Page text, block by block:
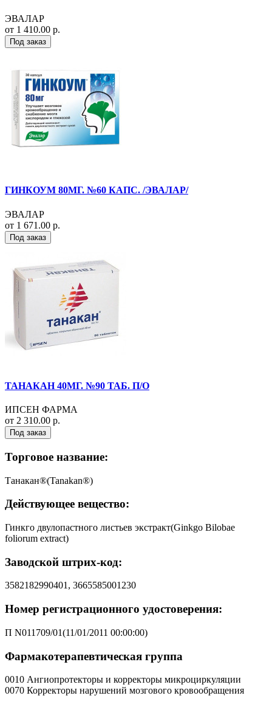
ЭВАЛАР
от 1 410.00 р.
Под заказ
ГИНКОУМ 80МГ. №60 КАПС. /ЭВАЛАР/
ЭВАЛАР
от 1 671.00 р.
Под заказ
ТАНАКАН 40МГ. №90 ТАБ. П/О
ИПСЕН ФАРМА
от 2 310.00 р.
Под заказ
Торговое название:
Танакан®(Tanakan®)
Действующее вещество:
Гинкго двулопастного листьев экстракт(Ginkgo Bilobae
foliorum extract)
Заводской штрих-код:
3582182990401, 3665585001230
Номер регистрационного удостоверения:
П N011709/01(11/01/2011 00:00:00)
Фармакотерапевтическая группа
0010 Ангиопротекторы и корректоры микроциркуляции
0070 Корректоры нарушений мозгового кровообращения